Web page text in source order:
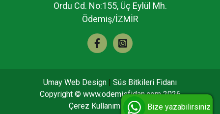
Ordu Cd. No:155, Üç Eylül Mh.
Ödemiş/İZMİR
Umay Web Design
Süs Bitkileri Fidanı
Copyright © www.odemisfidan.com2026
Çerez Kullanımı
K.V.K.KBize yazabilirsiniz